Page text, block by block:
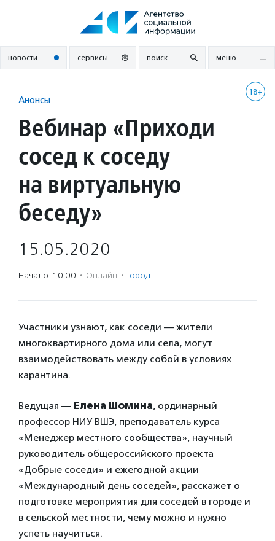
новости сервисы поиск меню
18+
Анонсы
Вебинар «Приходи
сосед к соседу
на виртуальную
беседу»
15.05.2020
Начало: 10:00 · Онлайн · Город
Участники узнают, как соседи — жители
многоквартирного дома или села, могут
взаимодействовать между собой в условиях
карантина.
Ведущая — Елена Шомина, ординарный
профессор НИУ ВШЭ, преподаватель курса
«Менеджер местного сообщества», научный
руководитель общероссийского проекта
«Добрые соседи» и ежегодной акции
«Международный день соседей», расскажет о
подготовке мероприятия для соседей в городе и
в сельской местности, чему можно и нужно
успеть научиться.